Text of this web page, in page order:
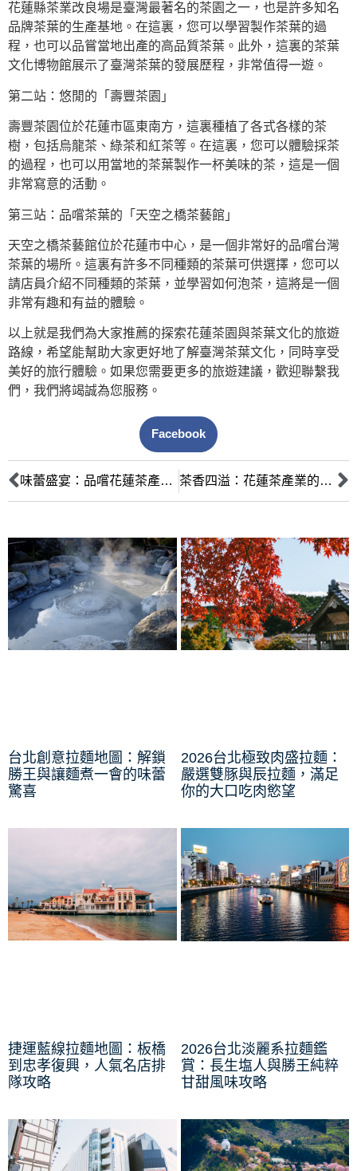
花蓮縣茶業改良場是臺灣最著名的茶園之一，也是許多知名
品牌茶葉的生產基地。在這裏，您可以學習製作茶葉的過
程，也可以品嘗當地出產的高品質茶葉。此外，這裏的茶葉
文化博物館展示了臺灣茶葉的發展歷程，非常值得一遊。
第二站：悠閒的「壽豐茶園」
壽豐茶園位於花蓮市區東南方，這裏種植了各式各樣的茶
樹，包括烏龍茶、綠茶和紅茶等。在這裏，您可以體驗採茶
的過程，也可以用當地的茶葉製作一杯美味的茶，這是一個
非常寫意的活動。
第三站：品嚐茶葉的「天空之橋茶藝館」
天空之橋茶藝館位於花蓮市中心，是一個非常好的品嚐台灣
茶葉的場所。這裏有許多不同種類的茶葉可供選擇，您可以
請店員介紹不同種類的茶葉，並學習如何泡茶，這將是一個
非常有趣和有益的體驗。
以上就是我們為大家推薦的探索花蓮茶園與茶葉文化的旅遊
路線，希望能幫助大家更好地了解臺灣茶葉文化，同時享受
美好的旅行體驗。如果您需要更多的旅遊建議，歡迎聯繫我
們，我們將竭誠為您服務。
Facebook
味蕾盛宴：品嚐花蓮茶產品的多重滋味 茶香四溢：花蓮茶產業的發展與變革
台北創意拉麵地圖：解鎖
勝王與讓麵煮一會的味蕾
驚喜
2026台北極致肉盛拉麵：
嚴選雙豚與辰拉麵，滿足
你的大口吃肉慾望
捷運藍線拉麵地圖：板橋
到忠孝復興，人氣名店排
隊攻略
2026台北淡麗系拉麵鑑
賞：長生塩人與勝王純粹
甘甜風味攻略